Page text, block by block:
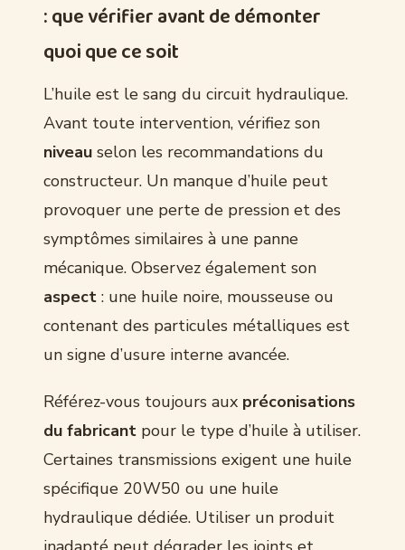
: que vérifier avant de démonter
quoi que ce soit
L’huile est le sang du circuit hydraulique.
Avant toute intervention, vérifiez son
niveau selon les recommandations du
constructeur. Un manque d’huile peut
provoquer une perte de pression et des
symptômes similaires à une panne
mécanique. Observez également son
aspect : une huile noire, mousseuse ou
contenant des particules métalliques est
un signe d’usure interne avancée.
Référez-vous toujours aux préconisations
du fabricant pour le type d’huile à utiliser.
Certaines transmissions exigent une huile
spécifique 20W50 ou une huile
hydraulique dédiée. Utiliser un produit